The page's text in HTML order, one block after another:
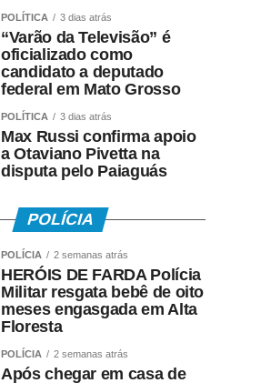
POLÍTICA 3 dias atrás
“Varão da Televisão” é
oficializado como
candidato a deputado
federal em Mato Grosso
POLÍTICA 3 dias atrás
Max Russi confirma apoio
a Otaviano Pivetta na
disputa pelo Paiaguás
POLÍCIA
POLÍCIA 2 semanas atrás
HERÓIS DE FARDA Polícia
Militar resgata bebê de oito
meses engasgada em Alta
Floresta
POLÍCIA 2 semanas atrás
Após chegar em casa de